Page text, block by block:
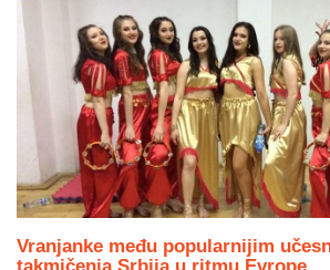
Vranjanke među popularnijim
takmičenja Srbija u ritmu Evrope